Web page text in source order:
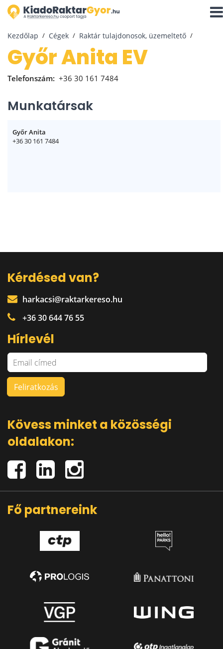
Kezdőlap Cégek Raktár tulajdonosok, üzemeltető
Győr Anita EV
Telefonszám: +36 30 161 7484
Munkatársak
Győr Anita
+36 30 161 7484
Kérdésed van?
harkacsi@raktarkereso.hu
+36 30 644 76 55
Hírlevél
Kövess minket a közösségi
oldalakon:
Fő partnereink